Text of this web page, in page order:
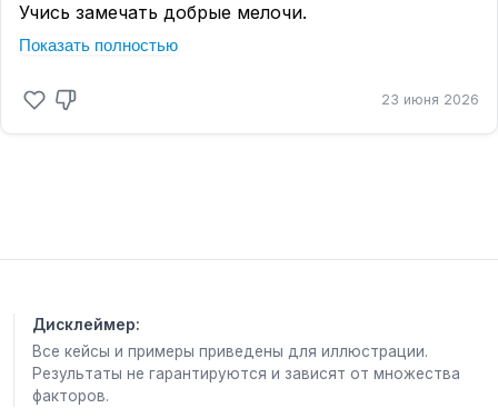
Учись замечать добрые мелочи.
💫Не ругай себя.
легче.
💫Воображение важно.Представляешь успех —
Показать полностью
23 июня 2026
Дисклеймер:
Все кейсы и примеры приведены для иллюстрации.
Результаты не гарантируются и зависят от множества
факторов.